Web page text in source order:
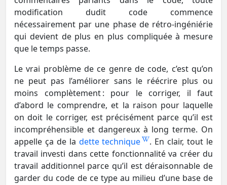
modification dudit code commence
nécessairement par une phase de rétro-ingéniérie
qui devient de plus en plus compliquée à mesure
que le temps passe.
Le vrai problème de ce genre de code, c’est qu’on
ne peut pas l’améliorer sans le réécrire plus ou
moins complètement : pour le corriger, il faut
d’abord le comprendre, et la raison pour laquelle
on doit le corriger, est précisément parce qu’il est
incompréhensible et dangereux à long terme. On
appelle ça de la dette technique
. En clair, tout le
travail investi dans cette fonctionnalité va créer du
travail additionnel parce qu’il est déraisonnable de
garder du code de ce type au milieu d’une base de